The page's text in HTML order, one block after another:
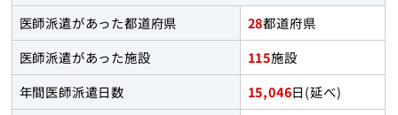
English
医師派遣があった都道府県
28都道府県
医師派遣があった施設
115施設
年間医師派遣日数
15,046日(延べ)